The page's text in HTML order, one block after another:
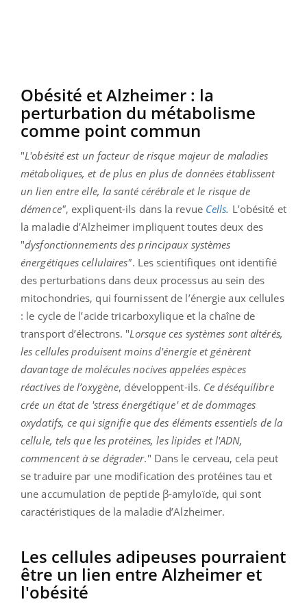
Obésité et Alzheimer : la
perturbation du métabolisme
comme point commun
"L'obésité est un facteur de risque majeur de maladies
métaboliques, et de plus en plus de données établissent
un lien entre elle, la santé cérébrale et le risque de
démence", expliquent-ils dans la revue Cells. L’obésité et
la maladie d’Alzheimer impliquent toutes deux des
"dysfonctionnements des principaux systèmes
énergétiques cellulaires". Les scientifiques ont identifié
des perturbations dans deux processus au sein des
mitochondries, qui fournissent de l’énergie aux cellules
: le cycle de l’acide tricarboxylique et la chaîne de
transport d’électrons. "Lorsque ces systèmes sont altérés,
les cellules produisent moins d'énergie et génèrent
davantage de molécules nocives appelées espèces
réactives de l’oxygène, développent-ils. Ce déséquilibre
crée un état de 'stress énergétique' et de dommages
oxydatifs, ce qui signifie que des éléments essentiels de la
cellule, tels que les protéines, les lipides et l'ADN,
commencent à se dégrader." Dans le cerveau, cela peut
se traduire par une modification des protéines tau et
une accumulation de peptide β-amyloïde, qui sont
caractéristiques de la maladie d’Alzheimer.
Les cellules adipeuses pourraient
être un lien entre Alzheimer et
l'obésité